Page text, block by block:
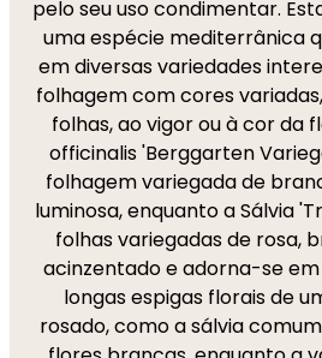
pelo seu uso condimentar.
uma espécie mediterrânica
em diversas variedades
folhagem com cores
folhas, ao vigor ou à cor da
officinalis 'Berggarten
folhagem variegada de
luminosa, enquanto a Sálvia
folhas variegadas de rosa,
acinzentado e adorna-se
longas espigas florais de
rosado, como a sálvia